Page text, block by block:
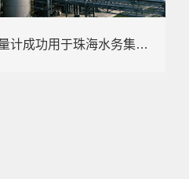
康宝莱电磁流量计成功用于珠海水务集团的DMA 分析​